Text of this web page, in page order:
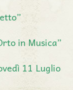
in Musica”
11 Luglio